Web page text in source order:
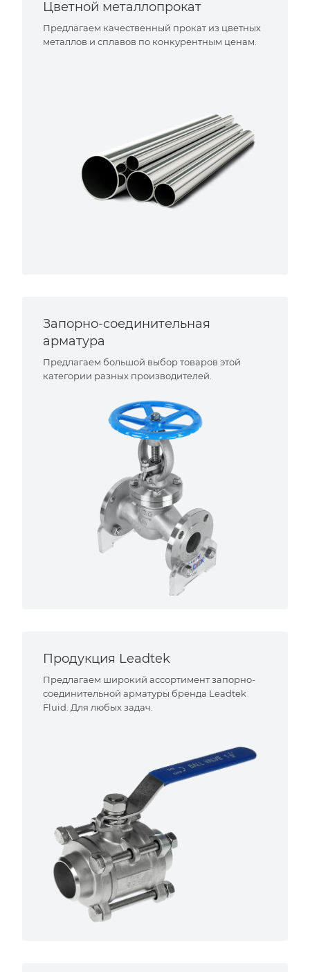
Цветной металлопрокат
Предлагаем качественный прокат из цветных
металлов и сплавов по конкурентным ценам.
Запорно-соединительная
арматура
Предлагаем большой выбор товаров этой
категории разных производителей.
Продукция Leadtek
Предлагаем широкий ассортимент запорно-
соединительной арматуры бренда Leadtek
Fluid. Для любых задач.